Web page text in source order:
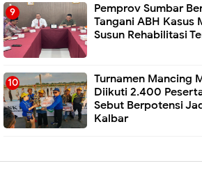
Pemprov Sumbar
Tangani ABH Kasus
Susun Rehabilitasi
Turnamen Mancing
Diikuti 2.400
Sebut Berpotensi
Kalbar